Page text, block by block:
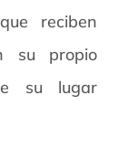
reciben
su propio
su lugar